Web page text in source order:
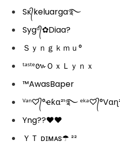
Sᴋ᭄keluarga࿐
Sygᵈ᭄✿Diaa?
Ｓｙｎｇｋｍｕ°
ᵗᵃˢᵗᵉ៚ＯｘＬｙｎｘ
™AwasBaper
ⱽᵃⁿ♡᭄°ҽƙα²¹࿐
Yng??♥️♥️
ＹＴ ᴅɪᴍᴀs☂ ²²